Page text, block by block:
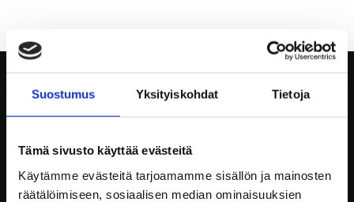
Suostumus Yksityiskohdat Tietoja
Tämä sivusto käyttää evästeitä
Käytämme evästeitä tarjoamamme sisällön ja mainosten
räätälöimiseen, sosiaalisen median ominaisuuksien
Hämeenpuisto 28
33200 Tampere